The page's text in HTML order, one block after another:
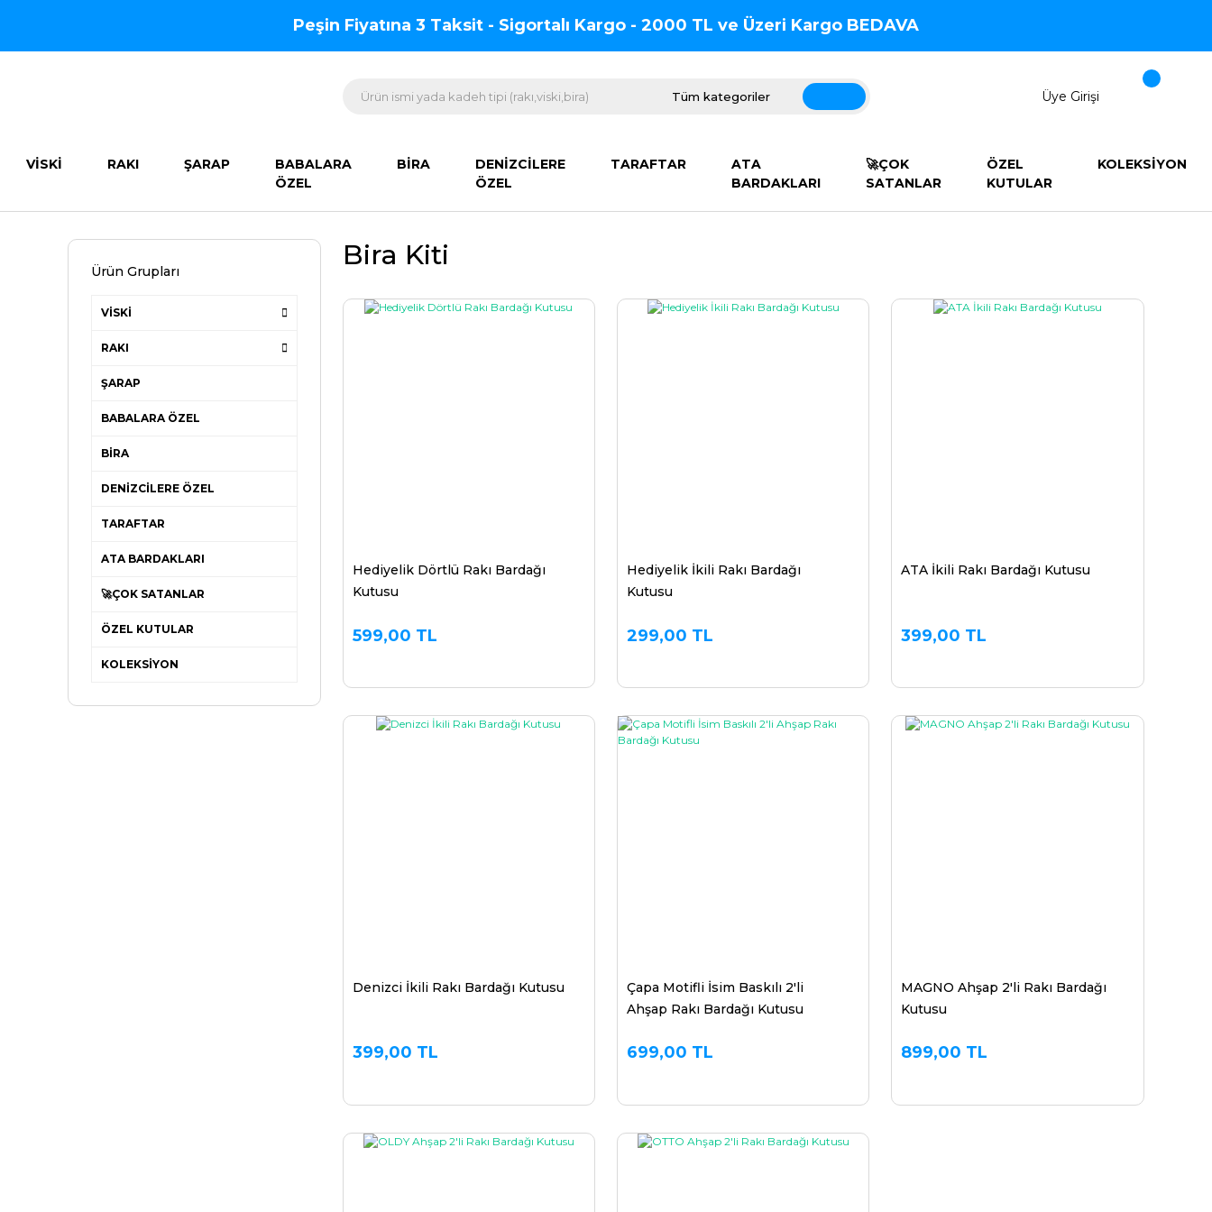
Peşin Fiyatına 3 Taksit - Sigortalı Kargo - 2000 TL ve Üzeri Kargo BEDAVA
Üye Girişi
VİSKİ RAKI ŞARAP
BABALARA
ÖZEL
BİRA
DENİZCİLERE
ÖZEL
TARAFTAR
ATA
BARDAKLARI
🚀ÇOK
SATANLAR
ÖZEL
KUTULAR
KOLEKSİYON
Ürün Grupları
VİSKİ
RAKI
ŞARAP
BABALARA ÖZEL
BİRA
DENİZCİLERE ÖZEL
TARAFTAR
ATA BARDAKLARI
🚀ÇOK SATANLAR
ÖZEL KUTULAR
KOLEKSİYON
Bira Kiti
Hediyelik Dörtlü Rakı Bardağı
Kutusu
599,00 TL
Hediyelik İkili Rakı Bardağı
Kutusu
299,00 TL
ATA İkili Rakı Bardağı Kutusu
399,00 TL
Denizci İkili Rakı Bardağı Kutusu
399,00 TL
Çapa Motifli İsim Baskılı 2'li
Ahşap Rakı Bardağı Kutusu
699,00 TL
MAGNO Ahşap 2'li Rakı Bardağı
Kutusu
899,00 TL